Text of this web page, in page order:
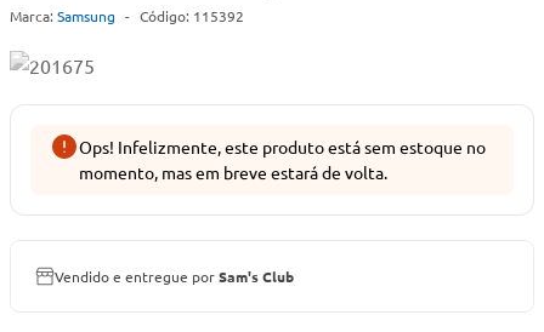
Marca: Samsung - Código: 115392
Ops! Infelizmente, este produto está sem estoque no
momento, mas em breve estará de volta.
Vendido e entregue porSam's Club